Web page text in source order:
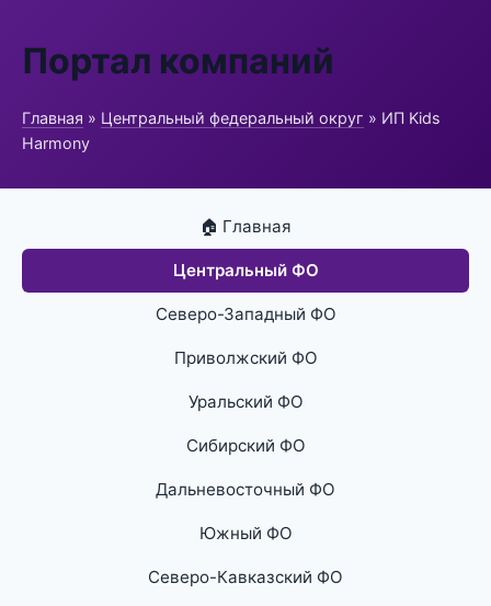
Портал компаний
Главная » Центральный федеральный округ » ИП Kids
Harmony
🏠 Главная
Центральный ФО
Северо-Западный ФО
Приволжский ФО
Уральский ФО
Сибирский ФО
Дальневосточный ФО
Южный ФО
Северо-Кавказский ФО